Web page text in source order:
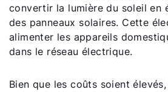
convertir la lumière du soleil en
des panneaux solaires. Cette
alimenter les appareils
dans le réseau électrique.
Bien que les coûts soient